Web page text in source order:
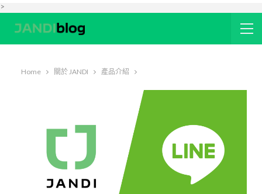
>
Home 關於 JANDI 產品介紹